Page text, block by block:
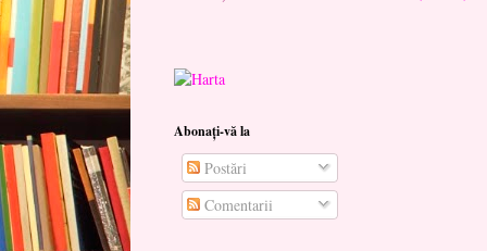
Abonați-vă la
Postări
Comentarii